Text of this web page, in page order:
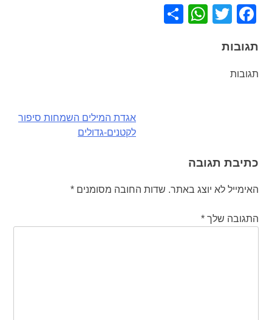
Facebook
Twitter
WhatsApp
תגובות
תגובות
אגדת המילים השמחות סיפור
לקטנים-גדולים
כתיבת תגובה
האימייל לא יוצג באתר. שדות החובה מסומנים*
התגובה שלך*